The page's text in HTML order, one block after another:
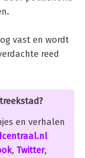
vast en wordt
reed
en verhalen
, Twitter,